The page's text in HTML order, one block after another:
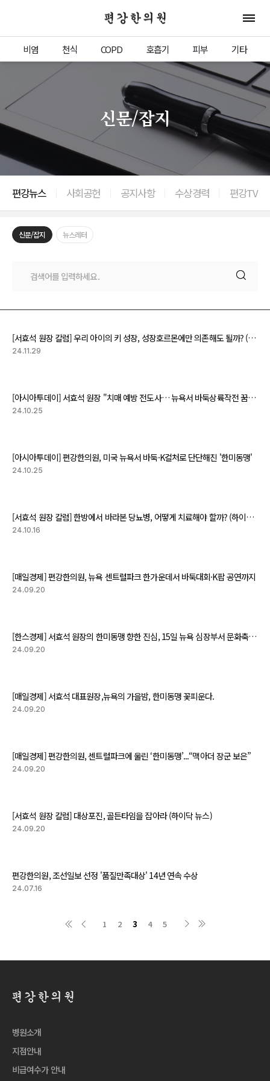
편강한의원 전체
비염 천식 COPD 호흡기 피부 기타
신문/잡지
편강뉴스 사회공헌 공지사항 수상경력 편강TV
신문/잡지 뉴스레터
[서효석 원장 칼럼] 우리 아이의 키 성장, 성장호르몬에만 의존해도 될까? (하이닥 뉴스)
24.11.29
[아시아투데이] 서효석 원장 "치매 예방 전도사… 뉴욕서 바둑상륙작전 꿈 이뤘죠”
24.10.25
[아시아투데이] 편강한의원, 미국 뉴욕서 바둑·K컬처로 단단해진 '한미동맹'
24.10.25
[서효석 원장 칼럼] 한방에서 바라본 당뇨병, 어떻게 치료해야 할까? (하이닥 뉴스)
24.10.16
[매일경제] 편강한의원, 뉴욕 센트럴파크 한가운데서 바둑대회·K팝 공연까지
24.09.20
[한스경제] 서효석 원장의 한미동맹 향한 진심, 15일 뉴욕 심장부서 문화축제 열린다
24.09.20
[매일경제] 서효석 대표원장,뉴욕의 가을밤, 한미동맹 꽃피운다.
24.09.20
[매일경제] 편강한의원, 센트럴파크에 울린 ‘한미동맹’...“맥아더 장군 보은”
24.09.20
[서효석 원장 칼럼] 대상포진, 골든타임을 잡아라 (하이닥 뉴스)
24.09.20
편강한의원, 조선일보 선정 '품질만족대상' 14년 연속 수상
24.07.16
1 2 3 4 5
병원소개
지점안내
비급여수가 안내